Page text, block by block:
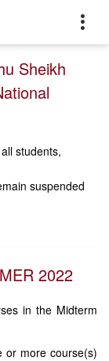
Sheikh
students,
suspended
2022
in the Midterm
or more course(s)